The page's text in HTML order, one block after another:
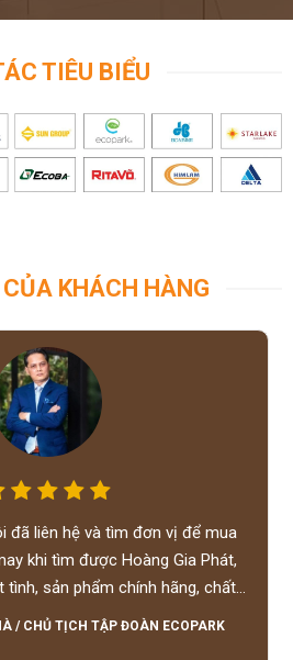
TIÊU BIỂU
KHÁCH HÀNG
đã liên hệ và tìm đơn vị để mua
khi tìm được Hoàng Gia Phát,
tình, sản phẩm chính hãng, chất
hợp lý, hỗ trợ tận tình.
/ CHỦ TỊCH TẬP ĐOÀN ECOPARK